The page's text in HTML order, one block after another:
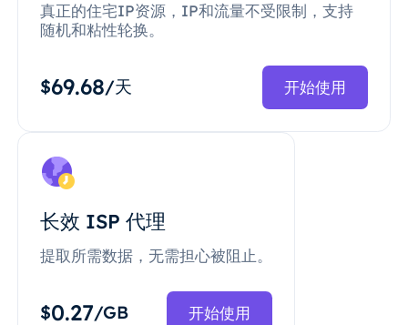
真正的住宅IP资源，IP和流量不受限制，支持
随机和粘性轮换。
$69.68/天 开始使用
长效 ISP 代理
提取所需数据，无需担心被阻止。
$0.27/GB 开始使用